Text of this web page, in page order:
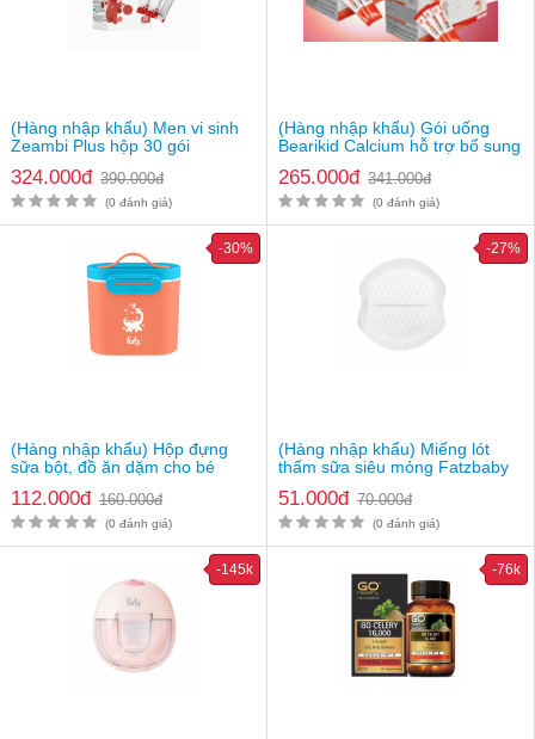
(Hàng nhập khẩu) Men vi sinh
Zeambi Plus hộp 30 gói
324.000đ 390.000đ
(0 đánh giá)
(Hàng nhập khẩu) Gói uống
Bearikid Calcium hỗ trợ bổ sung
265.000đ 341.000đ
(0 đánh giá)
(Hàng nhập khẩu) Hộp đựng
sữa bột, đồ ăn dặm cho bé
112.000đ 160.000đ
-30%
(0 đánh giá)
(Hàng nhập khẩu) Miếng lót
thấm sữa siêu mỏng Fatzbaby
51.000đ 70.000đ
-27%
(0 đánh giá)
-145k -76k